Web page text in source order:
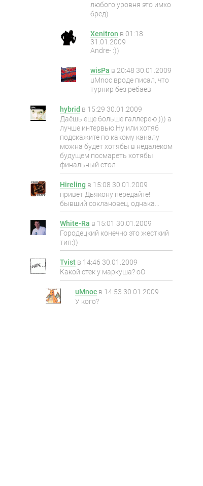
любого уровня это имхо
бред)
Xenitron в 01:18
31.01.2009
Andre- :))
wisPa в 20:48 30.01.2009
uMnoc вроде писал, что
турнир без ребаев
hybrid в 15:29 30.01.2009
Даёшь еще больше галлерею ))) а
лучше интервью.Ну или хотяб
подскажите по какому каналу
можна будет хотябы в недалёком
будущем посмареть хотябы
финальный стол .
Hireling в 15:08 30.01.2009
привет Дьякону передайте!
бывший соклановец, однака…
White-Ra в 15:01 30.01.2009
Городецкий конечно это жесткий
тип:))
Tvist в 14:46 30.01.2009
Какой стек у маркуша? оО
uMnoc в 14:53 30.01.2009
У кого?